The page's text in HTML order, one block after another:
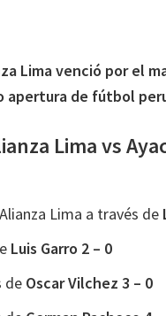
Lima venció por el
de fútbol
Lima vs
Lima a través de
Luis Garro 2 – 0
de Oscar Vilchez 3 – 0